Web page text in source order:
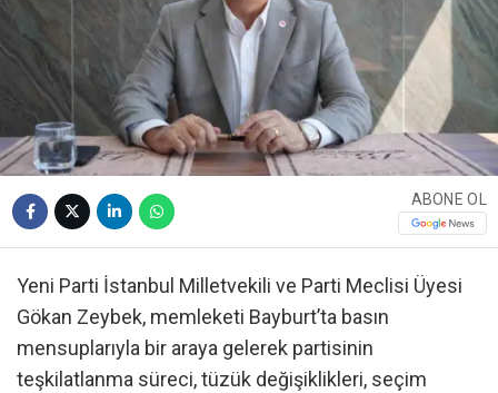
ABONE OL
Yeni Parti İstanbul Milletvekili ve Parti Meclisi Üyesi
Gökan Zeybek, memleketi Bayburt’ta basın
mensuplarıyla bir araya gelerek partisinin
teşkilatlanma süreci, tüzük değişiklikleri, seçim